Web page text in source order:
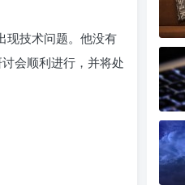
现技术问题。他没有
会顺利进行，并将处